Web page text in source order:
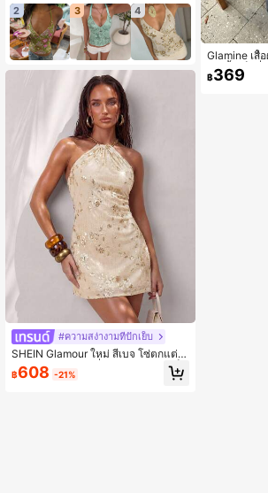
2
3 4
#ความสง่างามที่ปักเย็บ
SHEIN Glamour ใหม่ สีเบจ โซ่ตกแต่ง
หลังเปลือย ห่อหุ้ม เลื่อมต่อผ้าชีฟอง เซ็ก
ซี่ คาวาอิ มีเสน่ห์ สำหรับผู้หญิง, ออกเด
฿608 -21%
Glamine เสื้
ยสี เสื้อเซ็ก
ลำลองพักผ่อ
฿369